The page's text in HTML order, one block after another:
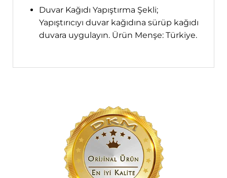
Duvar Kağıdı Yapıştırma Şekli;
Yapıştırıcıyı duvar kağıdına sürüp kağıdı
duvara uygulayın. Ürün Menşe: Türkiye.